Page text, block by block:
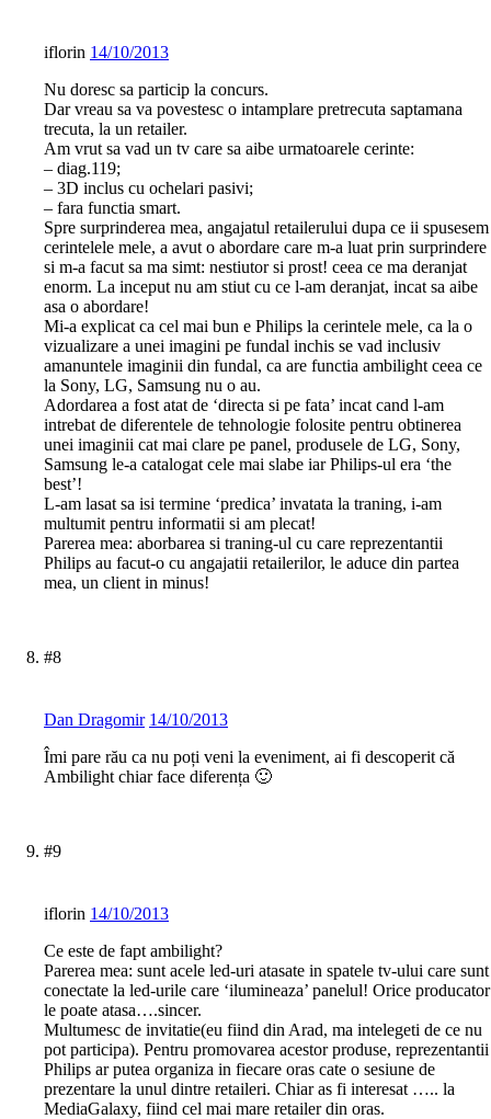
iflorin 14/10/2013
Nu doresc sa particip la concurs.
Dar vreau sa va povestesc o intamplare pretrecuta saptamana
trecuta, la un retailer.
Am vrut sa vad un tv care sa aibe urmatoarele cerinte:
– diag.119;
– 3D inclus cu ochelari pasivi;
– fara functia smart.
Spre surprinderea mea, angajatul retailerului dupa ce ii spusesem
cerintelele mele, a avut o abordare care m-a luat prin surprindere
si m-a facut sa ma simt: nestiutor si prost! ceea ce ma deranjat
enorm. La inceput nu am stiut cu ce l-am deranjat, incat sa aibe
asa o abordare!
Mi-a explicat ca cel mai bun e Philips la cerintele mele, ca la o
vizualizare a unei imagini pe fundal inchis se vad inclusiv
amanuntele imaginii din fundal, ca are functia ambilight ceea ce
la Sony, LG, Samsung nu o au.
Adordarea a fost atat de ‘directa si pe fata’ incat cand l-am
intrebat de diferentele de tehnologie folosite pentru obtinerea
unei imaginii cat mai clare pe panel, produsele de LG, Sony,
Samsung le-a catalogat cele mai slabe iar Philips-ul era ‘the
best’!
L-am lasat sa isi termine ‘predica’ invatata la traning, i-am
multumit pentru informatii si am plecat!
Parerea mea: aborbarea si traning-ul cu care reprezentantii
Philips au facut-o cu angajatii retailerilor, le aduce din partea
mea, un client in minus!
#8
Dan Dragomir 14/10/2013
Îmi pare rău ca nu poți veni la eveniment, ai fi descoperit că
Ambilight chiar face diferența 🙂
#9
iflorin 14/10/2013
Ce este de fapt ambilight?
Parerea mea: sunt acele led-uri atasate in spatele tv-ului care sunt
conectate la led-urile care ‘ilumineaza’ panelul! Orice producator
le poate atasa….sincer.
Multumesc de invitatie(eu fiind din Arad, ma intelegeti de ce nu
pot participa). Pentru promovarea acestor produse, reprezentantii
Philips ar putea organiza in fiecare oras cate o sesiune de
prezentare la unul dintre retaileri. Chiar as fi interesat ….. la
MediaGalaxy, fiind cel mai mare retailer din oras.